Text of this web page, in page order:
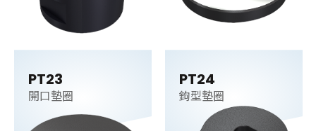
PT23
開口墊圈
PT24
鉤型墊圈